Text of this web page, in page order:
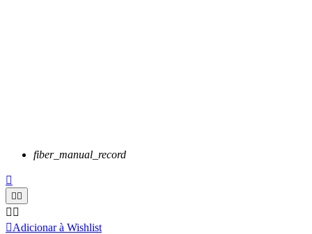
fiber_manual_record

 
 
Adicionar à Wishlist